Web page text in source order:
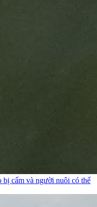
cấm và người nuôi có thể